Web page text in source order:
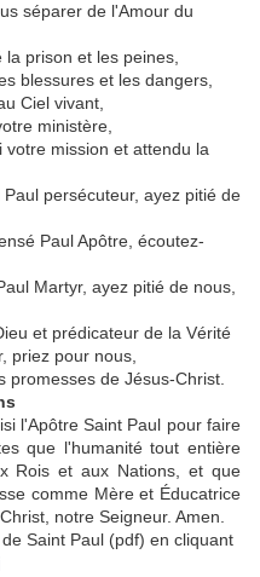
séparer de l'Amour du
prison et les peines,
blessures et les dangers,
Ciel vivant,
ministère,
mission et attendu la
persécuteur, ayez pitié de
Paul Apôtre, écoutez-
Martyr, ayez pitié de nous,
et prédicateur de la Vérité
priez pour nous,
promesses de Jésus-Christ.
l'Apôtre Saint Paul pour faire
que l'humanité tout entière
Rois et aux Nations, et que
comme Mère et Éducatrice
notre Seigneur. Amen.
Saint Paul (pdf) en cliquant